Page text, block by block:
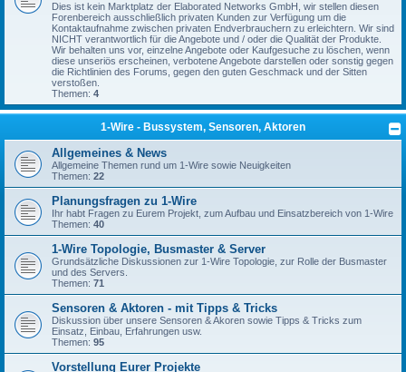
Dies ist kein Marktplatz der Elaborated Networks GmbH, wir stellen diesen
Forenbereich ausschließlich privaten Kunden zur Verfügung um die
Kontaktaufnahme zwischen privaten Endverbrauchern zu erleichtern. Wir sind
NICHT verantwortlich für die Angebote und / oder die Qualität der Produkte.
Wir behalten uns vor, einzelne Angebote oder Kaufgesuche zu löschen, wenn
diese unseriös erscheinen, verbotene Angebote darstellen oder sonstig gegen
die Richtlinien des Forums, gegen den guten Geschmack und der Sitten
verstoßen.
Themen: 4
1-Wire - Bussystem, Sensoren, Aktoren
Allgemeines & News
Allgemeine Themen rund um 1-Wire sowie Neuigkeiten
Themen: 22
Planungsfragen zu 1-Wire
Ihr habt Fragen zu Eurem Projekt, zum Aufbau und Einsatzbereich von 1-Wire
Themen: 40
1-Wire Topologie, Busmaster & Server
Grundsätzliche Diskussionen zur 1-Wire Topologie, zur Rolle der Busmaster
und des Servers.
Themen: 71
Sensoren & Aktoren - mit Tipps & Tricks
Diskussion über unsere Sensoren & Akoren sowie Tipps & Tricks zum
Einsatz, Einbau, Erfahrungen usw.
Themen: 95
Vorstellung Eurer Projekte